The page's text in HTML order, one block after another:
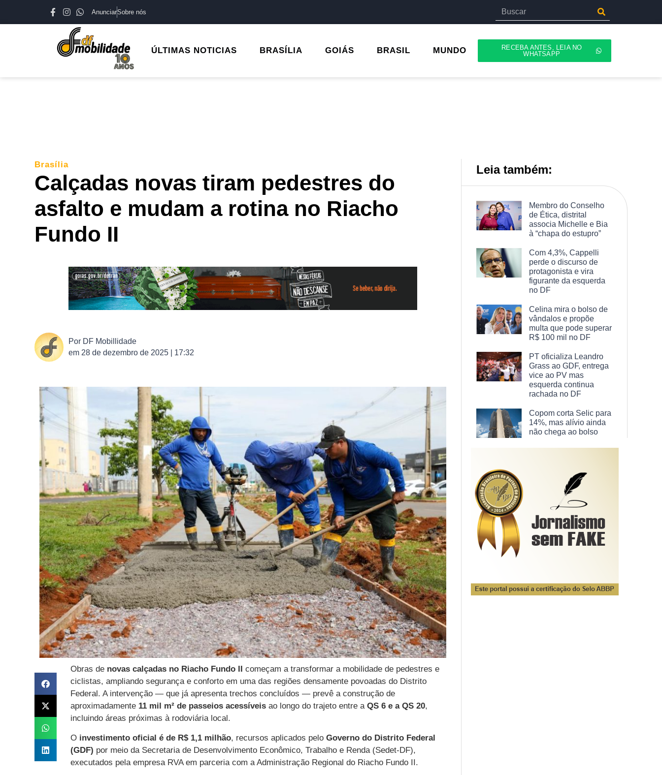
AnunciarSobre nós
ÚLTIMAS NOTICIAS BRASÍLIA GOIÁS BRASIL MUNDO
RECEBA ANTES, LEIA NO
WHATSAPP
Brasília
Calçadas novas tiram pedestres do
asfalto e mudam a rotina no Riacho
Fundo II
Por DF Mobillidade
em 28 de dezembro de 2025 | 17:32
Obras de novas calçadas no Riacho Fundo II começam a transformar a mobilidade de pedestres e
ciclistas, ampliando segurança e conforto em uma das regiões densamente povoadas do Distrito
Federal. A intervenção — que já apresenta trechos concluídos — prevê a construção de
aproximadamente 11 mil m² de passeios acessíveisao longo do trajeto entre a QS 6 e a QS 20,
incluindo áreas próximas à rodoviária local.
O investimento oficial é de R$ 1,1 milhão, recursos aplicados pelo Governo do Distrito Federal
(GDF) por meio da Secretaria de Desenvolvimento Econômico, Trabalho e Renda (Sedet-DF),
executados pela empresa RVA em parceria com a Administração Regional do Riacho Fundo II.
Leia também:
Membro do Conselho
de Ética, distrital
associa Michelle e Bia
à “chapa do estupro”
Com 4,3%, Cappelli
perde o discurso de
protagonista e vira
figurante da esquerda
no DF
Celina mira o bolso de
vândalos e propõe
multa que pode superar
R$ 100 mil no DF
PT oficializa Leandro
Grass ao GDF, entrega
vice ao PV mas
esquerda continua
rachada no DF
Copom corta Selic para
14%, mas alívio ainda
não chega ao bolso